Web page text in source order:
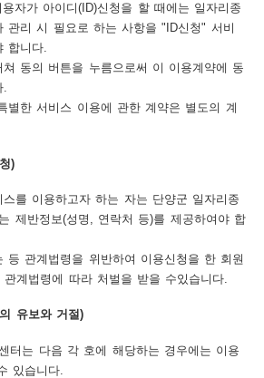
자가 아이디(ID)신청을 할 때에는 일자리종
관리 시 필요로 하는 사항을 "ID신청" 서비
합니다.
동의 버튼을 누름으로써 이 이용계약에 동
.
별한 서비스 이용에 관한 계약은 별도의 계
)
를 이용하고자 하는 자는 단양군 일자리종
제반정보(성명, 연락처 등)를 제공하여야 합
등 관계법령을 위반하여 이용신청을 한 회원
계법령에 따라 처벌을 받을 수있습니다.
유보와 거절)
터는 다음 각 호에 해당하는 경우에는 이용
있습니다.